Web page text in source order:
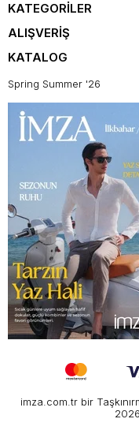
KATEGORİLER
ALIŞVERİŞ
KATALOG
Spring Summer '26
imza.com.tr bir